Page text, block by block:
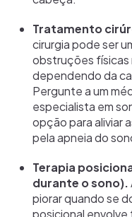
Tratamento
cirurgia pode ser
obstruções físicas
dependendo da
Pergunte a um
especialista em
opção para aliviar
pela apneia do
Terapia
durante o sono).
piorar quando se
posicional envolve